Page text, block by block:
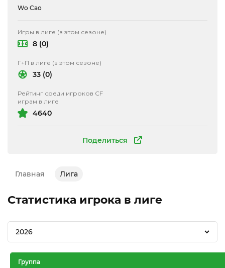
Поделиться
Wo Cao
Игры в лиге (в этом сезоне)
8 (0)
Г+П в лиге (в этом сезоне)
33 (0)
Рейтинг среди игроков CF
играм в лиге
4640
Главная Лига
Статистика игрока в лиге
2026
Группа